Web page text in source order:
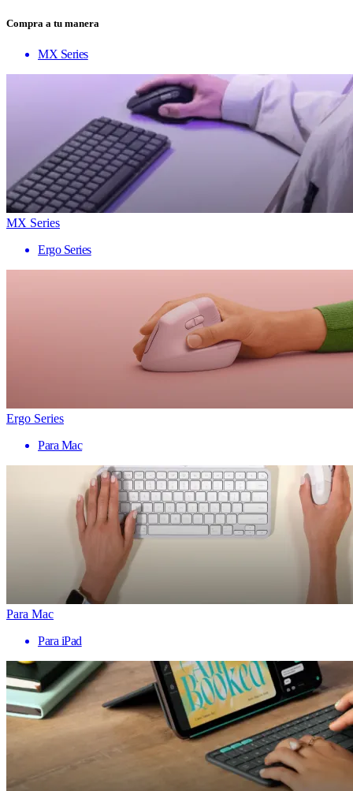
Compra a tu manera
MX Series
MX Series
Ergo Series
Ergo Series
Para Mac
Para Mac
Para iPad